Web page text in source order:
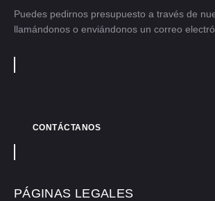
Puedes pedirnos presupuesto a través de
llamándonos o enviándonos un correo
CONTÁCTANOS
PÁGINAS LEGALES